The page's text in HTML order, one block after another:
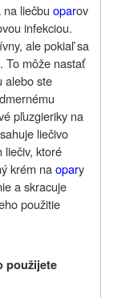
liečbu oparov
infekciou.
ale pokiaľ sa
To môže nastať
alebo ste
pľuzgieriky na
liečivo
liečiv, ktoré
krém naopary
a skracuje
použitie
použijete